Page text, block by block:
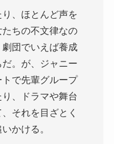
、ほとんど声を
ちの不文律なの
団でいえば養成
。が、ジャニー
で先輩グループ
、ドラマや舞台
それを目ざとく
かける。